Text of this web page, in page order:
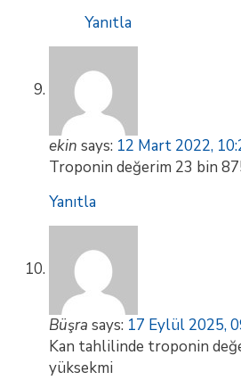
Yanıtla
ekin says: 12 Mart 2022,
Troponin değerim 23 bin
Yanıtla
Büşra says: 17 Eylül 2025,
Kan tahlilinde troponin
yüksekmi